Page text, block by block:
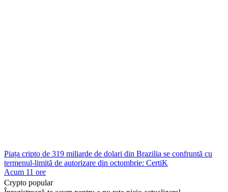
Piața cripto de 319 miliarde de dolari din Brazilia se confruntă cu
termenul-limită de autorizare din octombrie: CertiK
Acum 11 ore
Crypto popular